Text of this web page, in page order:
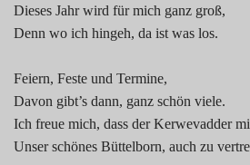
Dieses Jahr wird für mich ganz groß,
Denn wo ich hingeh, da ist was los.
Feiern, Feste und Termine,
Davon gibt’s dann, ganz schön viele.
Ich freue mich, dass der Kerwevadder
Unser schönes Büttelborn, auch zu